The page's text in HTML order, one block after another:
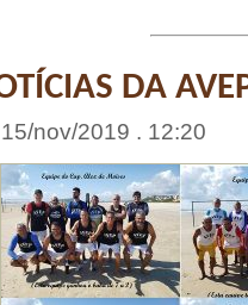
DA
15/nov/2019 . 12:20